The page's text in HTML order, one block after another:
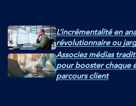
L’incrémentalité en
révolutionnaire ou
Associez médias
pour booster chaque
parcours client